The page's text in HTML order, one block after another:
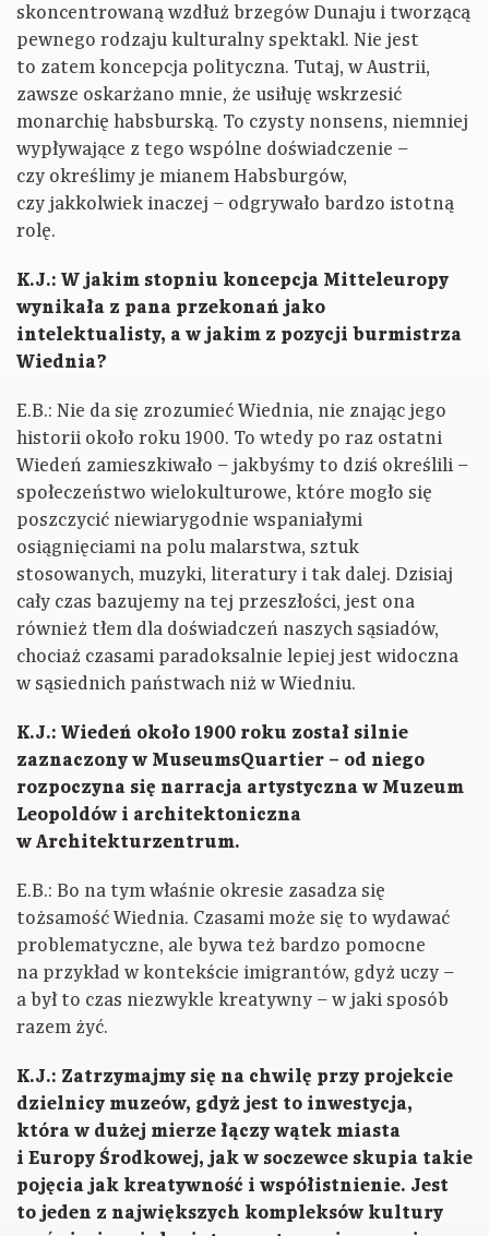
skoncentrowaną wzdłuż brzegów Dunaju i tworzącą
pewnego rodzaju kulturalny spektakl. Nie jest
to zatem koncepcja polityczna. Tutaj, w Austrii,
zawsze oskarżano mnie, że usiłuję wskrzesić
monarchię habsburską. To czysty nonsens, niemniej
wypływające z tego wspólne doświadczenie –
czy określimy je mianem Habsburgów,
czy jakkolwiek inaczej – odgrywało bardzo istotną
rolę.
K.J.: W jakim stopniu koncepcja Mitteleuropy
wynikała z pana przekonań jako
intelektualisty, a w jakim z pozycji burmistrza
Wiednia?
E.B.: Nie da się zrozumieć Wiednia, nie znając jego
historii około roku 1900. To wtedy po raz ostatni
Wiedeń zamieszkiwało – jakbyśmy to dziś określili –
społeczeństwo wielokulturowe, które mogło się
poszczycić niewiarygodnie wspaniałymi
osiągnięciami na polu malarstwa, sztuk
stosowanych, muzyki, literatury i tak dalej. Dzisiaj
cały czas bazujemy na tej przeszłości, jest ona
również tłem dla doświadczeń naszych sąsiadów,
chociaż czasami paradoksalnie lepiej jest widoczna
w sąsiednich państwach niż w Wiedniu.
K.J.: Wiedeń około 1900 roku został silnie
zaznaczony w MuseumsQuartier – od niego
rozpoczyna się narracja artystyczna w Muzeum
Leopoldów i architektoniczna
w Architekturzentrum.
E.B.: Bo na tym właśnie okresie zasadza się
tożsamość Wiednia. Czasami może się to wydawać
problematyczne, ale bywa też bardzo pomocne
na przykład w kontekście imigrantów, gdyż uczy –
a był to czas niezwykle kreatywny – w jaki sposób
razem żyć.
K.J.: Zatrzymajmy się na chwilę przy projekcie
dzielnicy muzeów, gdyż jest to inwestycja,
która w dużej mierze łączy wątek miasta
i Europy Środkowej, jak w soczewce skupia takie
pojęcia jak kreatywność i współistnienie. Jest
to jeden z największych kompleksów kultury